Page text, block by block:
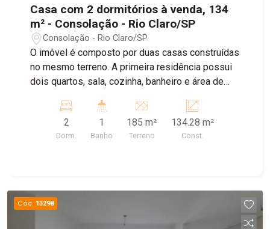
Casa com 2 dormitórios à venda, 134
m² - Consolação - Rio Claro/SP
Consolação - Rio Claro/SP
O imóvel é composto por duas casas construídas
no mesmo terreno. A primeira residência possui
dois quartos, sala, cozinha, banheiro e área de
dormitório, sala, cozinha, banheiro e área de
serviço, oferecendo uma opção independente de
moradia no mesmo terreno.
2
Dorm.
1
Banho
185 m²
Terreno
134.28 m²
Const.
Cód. 13298